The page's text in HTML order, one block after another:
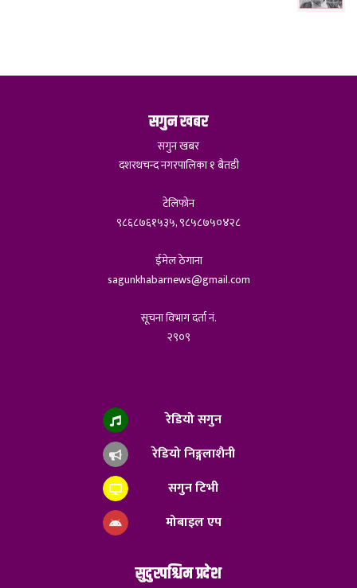
सगुन खबर
सगुन खबर
दशरथचन्द नगरपालिका १ बैतडी
टेलिफोन
९८६८७६१५३५, ९८५८७५०४२८
ईमेल ठेगाना
sagunkhabarnews@gmail.com
सूचना विभाग दर्ता नं.
२९०९
रेडियो सगुन
रेडियो निङ्गलाशैनी
सगुन टिभी
मोबाइल एप
सुदुरपश्चिम प्रदेश